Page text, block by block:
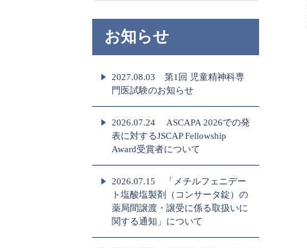
お知らせ
2027.08.03 第1回 児童精神科専
門医試験のお知らせ
2026.07.24 ASCAPA 2026での発
表に対するJSCAP Fellowship
Award受賞者について
2026.07.15 「メチルフェニデー
ト塩酸塩製剤（コンサータ錠）の
薬局間譲渡・譲受に係る取扱いに
関する通知」について